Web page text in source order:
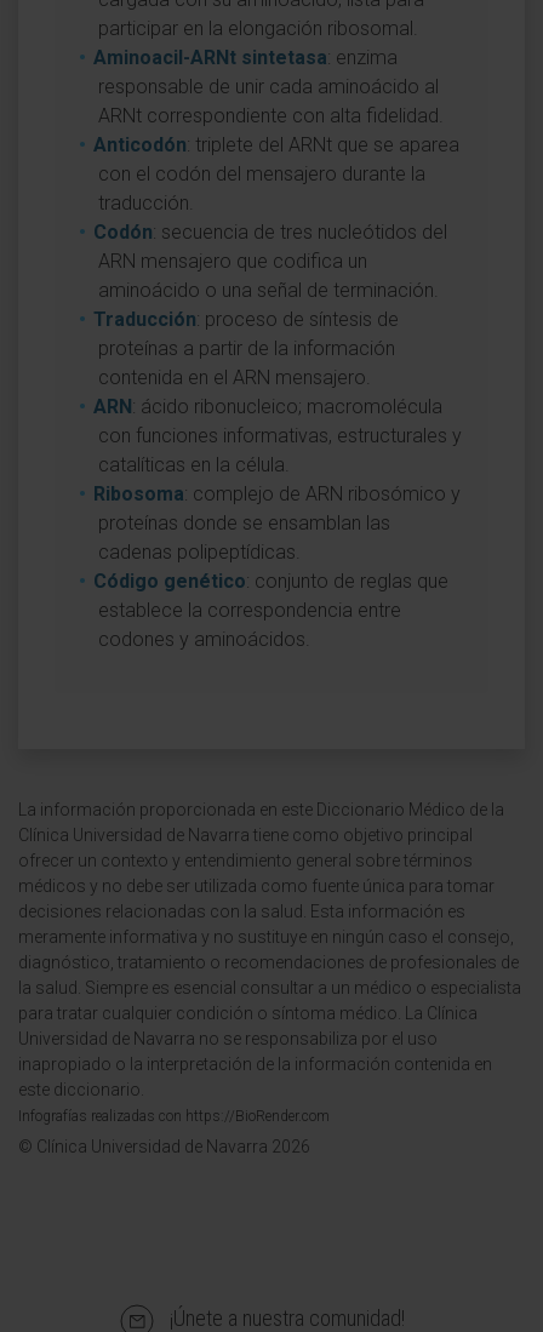
participar en la elongación ribosomal.
Aminoacil-ARNt sintetasa: enzima
responsable de unir cada aminoácido al
ARNt correspondiente con alta fidelidad.
Anticodón: triplete del ARNt que se aparea
con el codón del mensajero durante la
traducción.
Codón: secuencia de tres nucleótidos del
ARN mensajero que codifica un
aminoácido o una señal de terminación.
Traducción: proceso de síntesis de
proteínas a partir de la información
contenida en el ARN mensajero.
ARN: ácido ribonucleico; macromolécula
con funciones informativas, estructurales y
catalíticas en la célula.
Ribosoma: complejo de ARN ribosómico y
proteínas donde se ensamblan las
cadenas polipeptídicas.
Código genético: conjunto de reglas que
establece la correspondencia entre
codones y aminoácidos.
La información proporcionada en este Diccionario Médico de la
Clínica Universidad de Navarra tiene como objetivo principal
ofrecer un contexto y entendimiento general sobre términos
médicos y no debe ser utilizada como fuente única para tomar
decisiones relacionadas con la salud. Esta información es
meramente informativa y no sustituye en ningún caso el consejo,
diagnóstico, tratamiento o recomendaciones de profesionales de
la salud. Siempre es esencial consultar a un médico o especialista
para tratar cualquier condición o síntoma médico. La Clínica
Universidad de Navarra no se responsabiliza por el uso
inapropiado o la interpretación de la información contenida en
este diccionario.
Infografías realizadas con https://BioRender.com
© Clínica Universidad de Navarra 2026
¡Únete a nuestra comunidad!